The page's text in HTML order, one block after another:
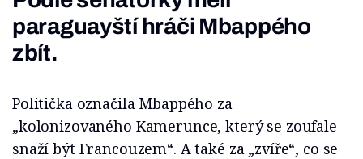
paraguayští hráči Mbappého
zbít.
Politička označila Mbappého za
„kolonizovaného Kamerunce, který se zoufale
snaží být Francouzem“. A také za „zvíře“, co se